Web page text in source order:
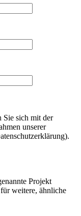
Sie sich mit der
unserer
Projekt
weitere, ähnliche